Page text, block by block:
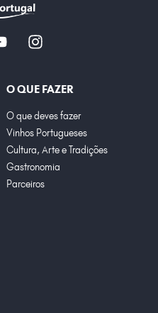
O QUE FAZER
O que deves fazer
Vinhos Portugueses
Cultura, Arte e Tradições
Gastronomia
Parceiros